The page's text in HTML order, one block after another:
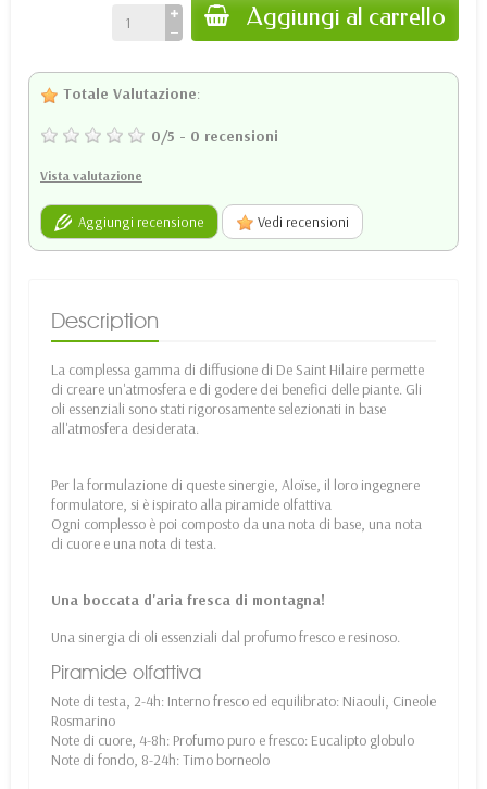
Aggiungi al carrello
Totale Valutazione:
0/5 - 0 recensioni
Vista valutazione
Aggiungi recensione Vedi recensioni
Description
La complessa gamma di diffusione di De Saint Hilaire permette
di creare un'atmosfera e di godere dei benefici delle piante. Gli
oli essenziali sono stati rigorosamente selezionati in base
all'atmosfera desiderata.
Per la formulazione di queste sinergie, Aloïse, il loro ingegnere
formulatore, si è ispirato alla piramide olfattiva
Ogni complesso è poi composto da una nota di base, una nota
di cuore e una nota di testa.
Una boccata d'aria fresca di montagna!
Una sinergia di oli essenziali dal profumo fresco e resinoso.
Piramide olfattiva
Note di testa, 2-4h: Interno fresco ed equilibrato: Niaouli, Cineole
Rosmarino
Note di cuore, 4-8h: Profumo puro e fresco: Eucalipto globulo
Note di fondo, 8-24h: Timo borneolo